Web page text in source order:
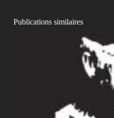
Publications similaires